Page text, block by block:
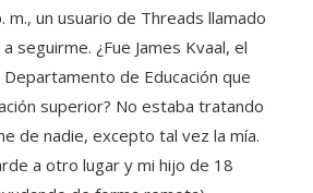
m., un usuario de Threads llamado
seguirme. ¿Fue James Kvaal, el
de Educación que
superior? No estaba tratando
de nadie, excepto tal vez la mía.
a otro lugar y mi hijo de 18